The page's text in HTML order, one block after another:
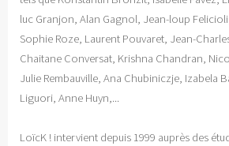
luc Granjon, Alan Gagnol, Jean-loup
Sophie Roze, Laurent Pouvaret, Jean-
Chaitane Conversat, Krishna Chandran,
Julie Rembauville, Ana Chubiniczje, Izabela
Liguori, Anne Huyn,...
LoïcK ! intervient depuis 1999 auprès des